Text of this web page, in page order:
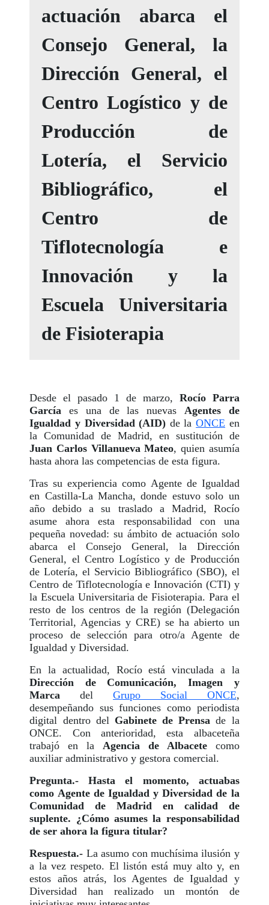
actuación abarca el
Consejo General, la
Dirección General, el
Centro Logístico y de
Producción de
Lotería, el Servicio
Bibliográfico, el
Centro de
Tiflotecnología e
Innovación y la
Escuela Universitaria
de Fisioterapia
Desde el pasado 1 de marzo, Rocío Parra
García es una de las nuevas Agentes de
Igualdad y Diversidad (AID) de laONCE en
la Comunidad de Madrid, en sustitución de
Juan Carlos Villanueva Mateo, quien asumía
hasta ahora las competencias de esta figura.
Tras su experiencia como Agente de Igualdad
en Castilla-La Mancha, donde estuvo solo un
año debido a su traslado a Madrid, Rocío
asume ahora esta responsabilidad con una
pequeña novedad: su ámbito de actuación solo
abarca el Consejo General, la Dirección
General, el Centro Logístico y de Producción
de Lotería, el Servicio Bibliográfico (SBO), el
Centro de Tiflotecnología e Innovación (CTI) y
la Escuela Universitaria de Fisioterapia. Para el
resto de los centros de la región (Delegación
Territorial, Agencias y CRE) se ha abierto un
proceso de selección para otro/a Agente de
Igualdad y Diversidad.
En la actualidad, Rocío está vinculada a la
Dirección de Comunicación, Imagen y
Marca del Grupo Social ONCE,
desempeñando sus funciones como periodista
digital dentro del Gabinete de Prensa de la
ONCE. Con anterioridad, esta albaceteña
trabajó en la Agencia de Albacetecomo
auxiliar administrativo y gestora comercial.
Pregunta.- Hasta el momento, actuabas
como Agente de Igualdad y Diversidad de la
Comunidad de Madrid en calidad de
suplente. ¿Cómo asumes la responsabilidad
de ser ahora la figura titular?
Respuesta.- La asumo con muchísima ilusión y
a la vez respeto. El listón está muy alto y, en
estos años atrás, los Agentes de Igualdad y
Diversidad han realizado un montón de